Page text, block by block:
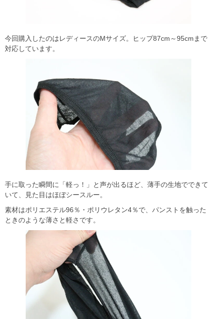
今回購入したのはレディースのMサイズ。ヒップ87cm～95cmまで
対応しています。
手に取った瞬間に「軽っ！」と声が出るほど、薄手の生地でできて
いて、見た目はほぼシースルー。
素材はポリエステル96％・ポリウレタン4％で、パンストを触った
ときのような薄さと軽さです。